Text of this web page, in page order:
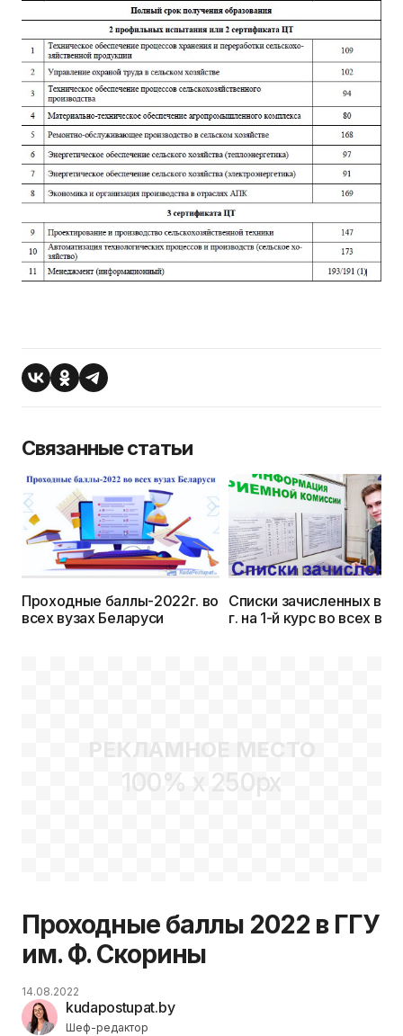
Связанные статьи
Проходные баллы-2022г. во
всех вузах Беларуси
Списки зачисленных в
г. на 1-й курс во всех
РЕКЛАМНОЕ МЕСТО
100% x 250px
Проходные баллы 2022 в ГГУ
им. Ф. Скорины
kudapostupat.by
Шеф-редактор
14.08.2022